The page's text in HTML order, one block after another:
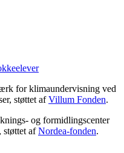
for klimaundervisning ved
støttet afVillum Fonden.
og formidlingscenter
støttet afNordea-fonden.